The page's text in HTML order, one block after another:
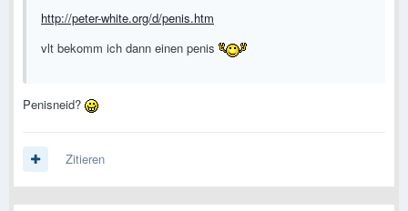
http://peter-white.org/d/penis.htm
vlt bekomm ich dann einen penis
Penisneid?
Zitieren